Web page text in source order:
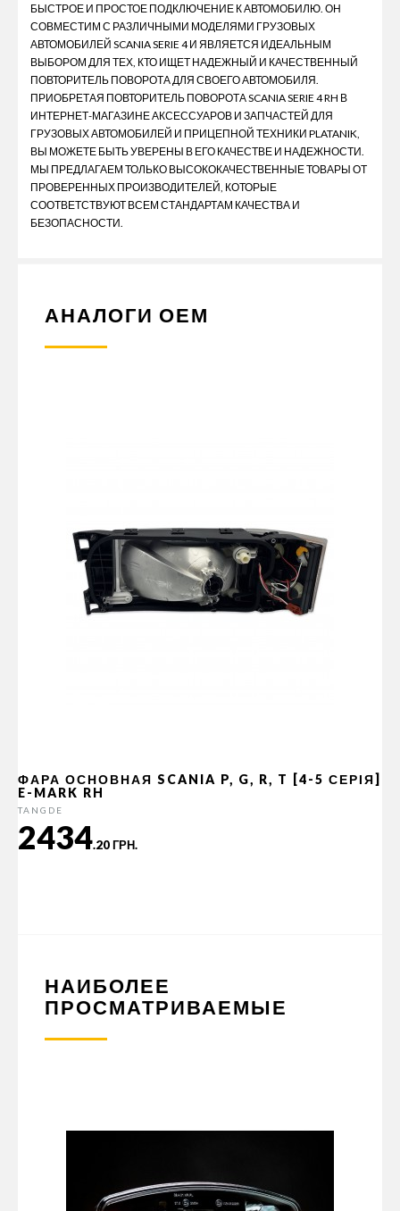
БЫСТРОЕ И ПРОСТОЕ ПОДКЛЮЧЕНИЕ К АВТОМОБИЛЮ. ОН
СОВМЕСТИМ С РАЗЛИЧНЫМИ МОДЕЛЯМИ ГРУЗОВЫХ
АВТОМОБИЛЕЙ SCANIA SERIE 4 И ЯВЛЯЕТСЯ ИДЕАЛЬНЫМ
ВЫБОРОМ ДЛЯ ТЕХ, КТО ИЩЕТ НАДЕЖНЫЙ И КАЧЕСТВЕННЫЙ
ПОВТОРИТЕЛЬ ПОВОРОТА ДЛЯ СВОЕГО АВТОМОБИЛЯ.
ПРИОБРЕТАЯ ПОВТОРИТЕЛЬ ПОВОРОТА SCANIA SERIE 4 RH В
ИНТЕРНЕТ-МАГАЗИНЕ АКСЕССУАРОВ И ЗАПЧАСТЕЙ ДЛЯ
ГРУЗОВЫХ АВТОМОБИЛЕЙ И ПРИЦЕПНОЙ ТЕХНИКИ PLATANIK,
ВЫ МОЖЕТЕ БЫТЬ УВЕРЕНЫ В ЕГО КАЧЕСТВЕ И НАДЕЖНОСТИ.
МЫ ПРЕДЛАГАЕМ ТОЛЬКО ВЫСОКОКАЧЕСТВЕННЫЕ ТОВАРЫ ОТ
ПРОВЕРЕННЫХ ПРОИЗВОДИТЕЛЕЙ, КОТОРЫЕ
СООТВЕТСТВУЮТ ВСЕМ СТАНДАРТАМ КАЧЕСТВА И
БЕЗОПАСНОСТИ.
АНАЛОГИ ОЕМ
ФАРА ОСНОВНАЯ SCANIA P, G, R, T [4-5 СЕРІЯ]
E-MARK RH
TANGDE
2434.20 ГРН.
НАИБОЛЕЕ
ПРОСМАТРИВАЕМЫЕ